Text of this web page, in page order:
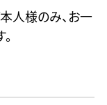
人様のみ、お一